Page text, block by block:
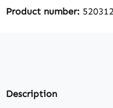
Product number:
Description